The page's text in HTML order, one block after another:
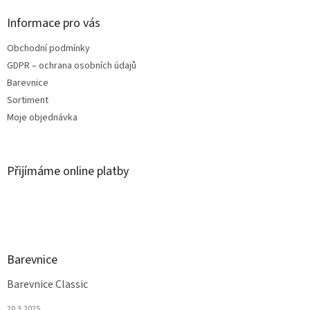
Informace pro vás
Obchodní podmínky
GDPR – ochrana osobních údajů
Barevnice
Sortiment
Moje objednávka
Přijímáme online platby
Barevnice
Barevnice Classic